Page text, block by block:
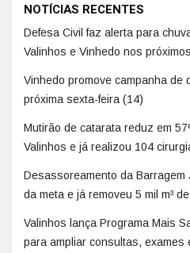
NOTÍCIAS RECENTES
Defesa Civil faz alerta para
Valinhos e Vinhedo nos
Vinhedo promove campanha de
próxima sexta-feira (14)
Mutirão de catarata reduz em
Valinhos e já realizou 104
Desassoreamento da Barragem
da meta e já removeu 5 mil m³
Valinhos lança Programa Mais
para ampliar consultas, exames